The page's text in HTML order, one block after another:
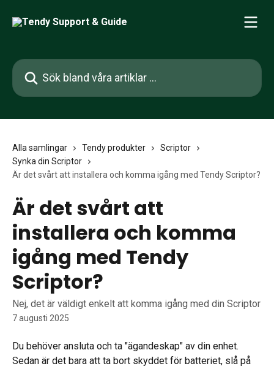
Sök bland våra artiklar …
Alla samlingar Tendy produkter
Scriptor
Synka din Scriptor
Är det svårt att installera och komma igång med Tendy Scriptor?
Är det svårt att
installera och komma
igång med Tendy
Scriptor?
Nej, det är väldigt enkelt att komma igång med din Scriptor
7 augusti 2025
Du behöver ansluta och ta "ägandeskap" av din enhet.
Sedan är det bara att ta bort skyddet för batteriet, slå på